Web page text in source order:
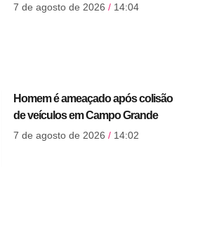
7 de agosto de 2026 14:04
Homem é ameaçado após colisão
de veículos em Campo Grande
7 de agosto de 2026 14:02